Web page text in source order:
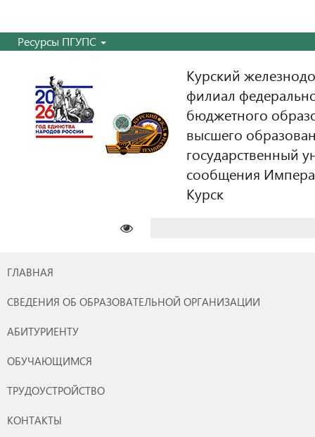
Ресурсы ПГУПС
Курский
филиал
бюджетного
высшего
государственный
сообщения
Курск
ГЛАВНАЯ
СВЕДЕНИЯ ОБ ОБРАЗОВАТЕЛЬНОЙ ОРГАНИЗАЦИИ
АБИТУРИЕНТУ
ОБУЧАЮЩИМСЯ
ТРУДОУСТРОЙСТВО
КОНТАКТЫ